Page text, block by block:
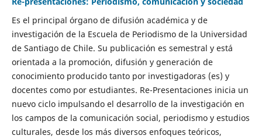
Es el principal órgano de difusión académica y de
investigación de la Escuela de Periodismo de la Universidad
de Santiago de Chile. Su publicación es semestral y está
orientada a la promoción, difusión y generación de
conocimiento producido tanto por investigadoras (es) y
docentes como por estudiantes. Re-Presentaciones inicia un
nuevo ciclo impulsando el desarrollo de la investigación en
los campos de la comunicación social, periodismo y estudios
culturales, desde los más diversos enfoques teóricos,